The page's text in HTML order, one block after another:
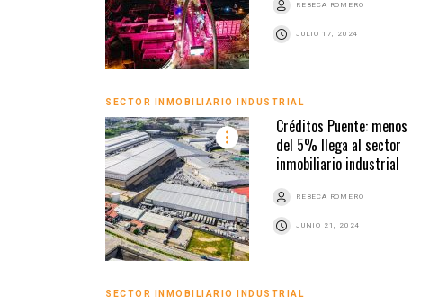
REBECA ROMERO
JULIO 17, 2024
SECTOR INMOBILIARIO INDUSTRIAL
Créditos Puente: menos
del 5% llega al sector
inmobiliario industrial
REBECA ROMERO
JUNIO 21, 2024
SECTOR INMOBILIARIO INDUSTRIAL